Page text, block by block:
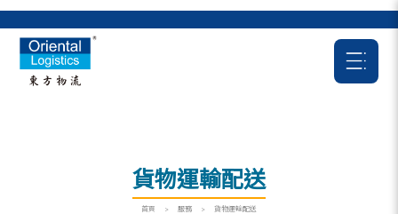
貨物運輸配送
首頁 > 服務 > 貨物運輸配送